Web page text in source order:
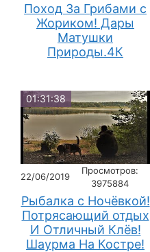
Поход За Грибами с
Жориком! Дары
Матушки
Природы.4К
01:31:38
22/06/2019
Просмотров:
3975884
Рыбалка с Ночёвкой!
Потрясающий отдых
И Отличный Клёв!
Шаурма На Костре!